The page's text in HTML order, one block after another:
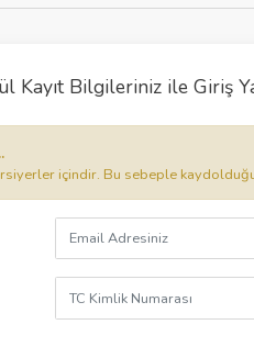
Kayıt Bilgileriniz ile Giriş
içindir. Bu sebeple